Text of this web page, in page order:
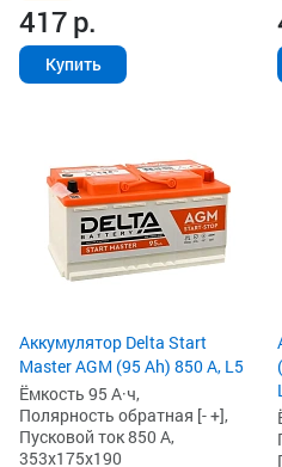
417р.
Купить
Аккумулятор Delta Start
Master AGM (95 Ah) 850 А, L5
Ёмкость 95 А·ч,
Полярность обратная [- +],
Пусковой ток 850 А,
353x175x190